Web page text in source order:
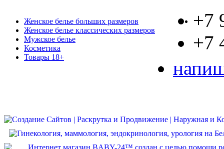
Женское белье больших размеров
Женское белье классических размеров
Мужское белье
Косметика
Товары 18+
+7
+7